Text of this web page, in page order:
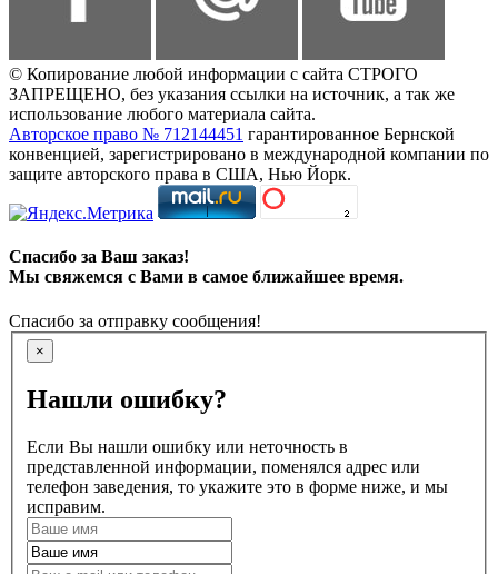
© Копирование любой информации с сайта СТРОГО
ЗАПРЕЩЕНО, без указания ссылки на источник, а так же
использование любого материала сайта.
Авторское право № 712144451 гарантированное Бернской
конвенцией, зарегистрировано в международной компании по
защите авторского права в США, Нью Йорк.
Спасибо за Ваш заказ!
Мы свяжемся с Вами в самое ближайшее время.
Спасибо за отправку сообщения!
×
Нашли ошибку?
Если Вы нашли ошибку или неточность в
представленной информации, поменялся адрес или
телефон заведения, то укажите это в форме ниже, и мы
исправим.